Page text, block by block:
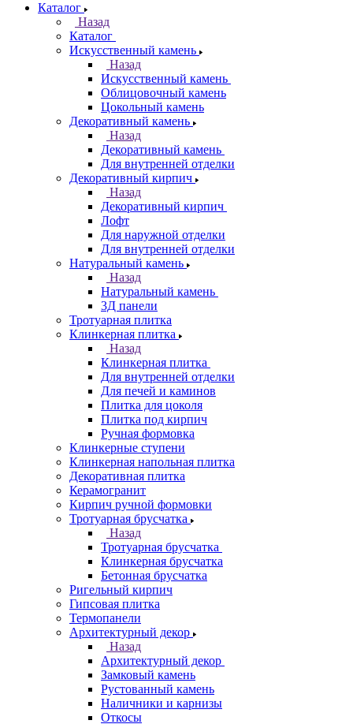
Каталог
Назад
Каталог
Искусственный камень
Назад
Искусственный камень
Облицовочный камень
Цокольный камень
Декоративный камень
Назад
Декоративный камень
Для внутренней отделки
Декоративный кирпич
Назад
Декоративный кирпич
Лофт
Для наружной отделки
Для внутренней отделки
Натуральный камень
Назад
Натуральный камень
3Д панели
Тротуарная плитка
Клинкерная плитка
Назад
Клинкерная плитка
Для внутренней отделки
Для печей и каминов
Плитка для цоколя
Плитка под кирпич
Ручная формовка
Клинкерные ступени
Клинкерная напольная плитка
Декоративная плитка
Керамогранит
Кирпич ручной формовки
Тротуарная брусчатка
Назад
Тротуарная брусчатка
Клинкерная брусчатка
Бетонная брусчатка
Ригельный кирпич
Гипсовая плитка
Термопанели
Архитектурный декор
Назад
Архитектурный декор
Замковый камень
Рустованный камень
Наличники и карнизы
Откосы